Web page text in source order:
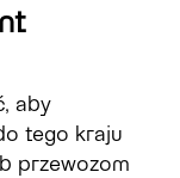
aby
tego kraju
przewozom